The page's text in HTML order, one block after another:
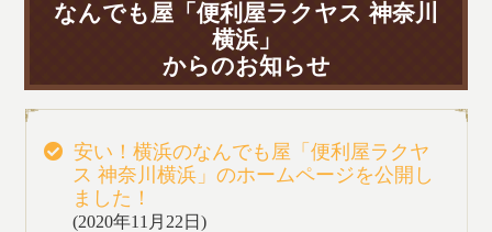
なんでも屋「便利屋ラクヤス 神奈川
横浜」
からのお知らせ
安い！横浜のなんでも屋「便利屋ラクヤ
ス 神奈川横浜」のホームページを公開し
ました！
(2020年11月22日)